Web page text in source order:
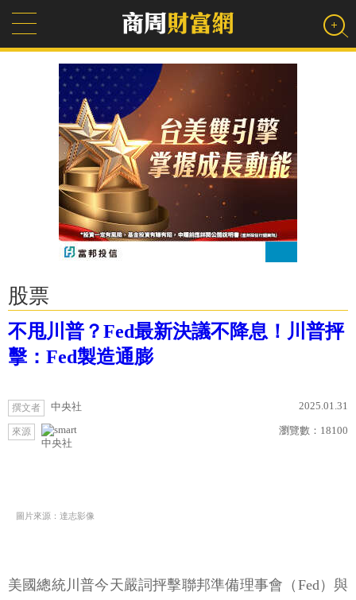
股票
不甩川普？Fed最新決議不降息！川普抨
擊：Fed製造通膨
撰文者 中央社 2025.01.31
來源
中央社
瀏覽數： 18100
圖片來源：達志影像
美國總統川普今天嚴詞抨擊聯邦準備理事會（Fed）與